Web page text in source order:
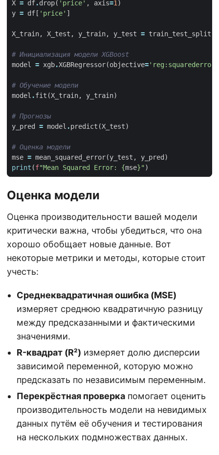
X = df.drop( 'price' , axis=1)
y = df [ 'price' ]
X_train, X_test , y_train, y_test = train_test_split
# Инициализация модели XGBoost
model = xgb.XGBRegressor(objective='reg:squarederror'
# Обучение модели
model .fit (X_train, y_train)
# Прогнозы
y_pred
= model .predict (X_test)
# Оценка модели
mse = mean_squared_error(y_test , y_pred )
print (f"Mean Squared Error: {mse}")
Оценка модели
Оценка производительности вашей модели
критически важна, чтобы убедиться, что она
хорошо обобщает новые данные. Вот
некоторые метрики и методы, которые стоит
учесть:
Среднеквадратичная ошибка (MSE)
измеряет среднюю квадратичную разницу
между предсказанными и фактическими
значениями.
R-квадрат (R²) измеряет долю дисперсии
зависимой переменной, которую можно
предсказать по независимым переменным.
Перекрёстная проверка помогает оценить
производительность модели на невидимых
данных путём её обучения и тестирования
на нескольких подмножествах данных.